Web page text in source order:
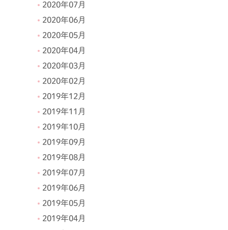
2020年07月
2020年06月
2020年05月
2020年04月
2020年03月
2020年02月
2019年12月
2019年11月
2019年10月
2019年09月
2019年08月
2019年07月
2019年06月
2019年05月
2019年04月